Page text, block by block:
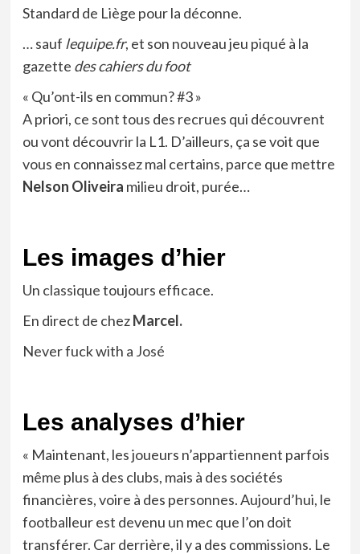
Standard de Liège pour la déconne.
… sauf lequipe.fr, et son nouveau jeu piqué à la
gazette des cahiers du foot
« Qu’ont-ils en commun? #3 »
A priori, ce sont tous des recrues qui découvrent
ou vont découvrir la L1. D’ailleurs, ça se voit que
vous en connaissez mal certains, parce que mettre
Nelson Oliveira milieu droit, purée…
Les images d’hier
Un classiquetoujours efficace.
En direct de chezMarcel.
Never fuck with a José
Les analyses d’hier
« Maintenant, les joueurs n’appartiennent parfois
même plus à des clubs, mais à des sociétés
financières, voire à des personnes. Aujourd’hui, le
footballeur est devenu un mec que l’on doit
transférer. Car derrière, il y a des commissions. Le